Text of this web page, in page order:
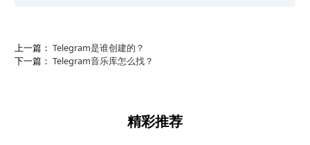
上一篇： Telegram是谁创建的？
下一篇： Telegram音乐库怎么找？
精彩推荐